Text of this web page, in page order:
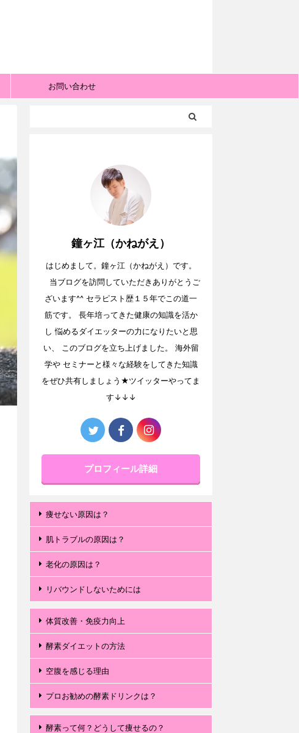
お問い合わせ
鐘ヶ江（かねがえ）
はじめまして。鐘ヶ江（かねがえ）です。
当ブログを訪問していただきありがとうご
ざいます^^ セラピスト歴１５年でこの道一
筋です。 長年培ってきた健康の知識を活か
し 悩めるダイエッターの力になりたいと思
い、 このブログを立ち上げました。 海外留
学や セミナーと様々な経験をしてきた知識
をぜひ共有しましょう★ツイッターやってま
す↓↓↓
プロフィール詳細
痩せない原因は？
肌トラブルの原因は？
老化の原因は？
リバウンドしないためには
体質改善・免疫力向上
酵素ダイエットの方法
空腹を感じる理由
プロお勧めの酵素ドリンクは？
酵素って何？どうして痩せるの？